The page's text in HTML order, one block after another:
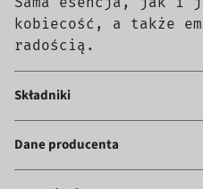
kobiecość, a także
radością.
Składniki
Dane producenta